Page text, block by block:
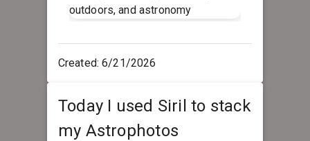
Created: 6/21/2026
Today I used Siril to stack
my Astrophotos